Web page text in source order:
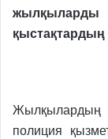
қыстақтардың
Жылқылардың
полиция